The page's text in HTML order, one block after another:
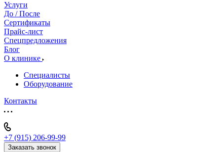
Услуги
До / После
Сертификаты
Прайс-лист
Спецпредложения
Блог
О клинике
Специалисты
Оборудование
Контакты
+7 (915) 206-99-99
Заказать звонок